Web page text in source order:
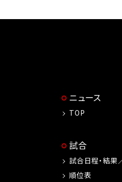
ニュース
TOP
試合
試合日程・結果
順位表